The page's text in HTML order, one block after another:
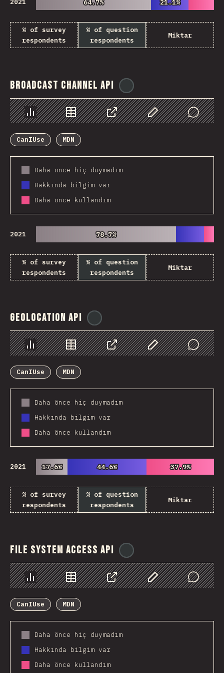
2021 64.7%
64.7% 21.1%
21.1%
% of survey
respondents
% of question
respondents
Miktar
Broadcast Channel API
Chart Data Share Customize Data
Comments
CanIUse
MDN
Daha önce hiç duymadım
Hakkında bilgim var
Daha önce kullandım
2021 78.7%
78.7%
% of survey
respondents
% of question
respondents
Miktar
Geolocation API
Chart Data Share Customize Data
Comments
CanIUse
MDN
Daha önce hiç duymadım
Hakkında bilgim var
Daha önce kullandım
2021 17.6%
17.6% 44.6%
44.6% 37.9%
37.9%
% of survey
respondents
% of question
respondents
Miktar
File System Access API
Chart Data Share Customize Data
Comments
CanIUse
MDN
Daha önce hiç duymadım
Hakkında bilgim var
Daha önce kullandım